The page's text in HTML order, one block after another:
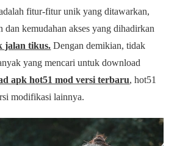
fitur-fitur unik yang ditawarkan,
dan kemudahan akses yang dihadirkan
jalan tikus. Dengan demikian, tidak
yang mencari untuk download
apk hot51 mod versi terbaru, hot51
modifikasi lainnya.